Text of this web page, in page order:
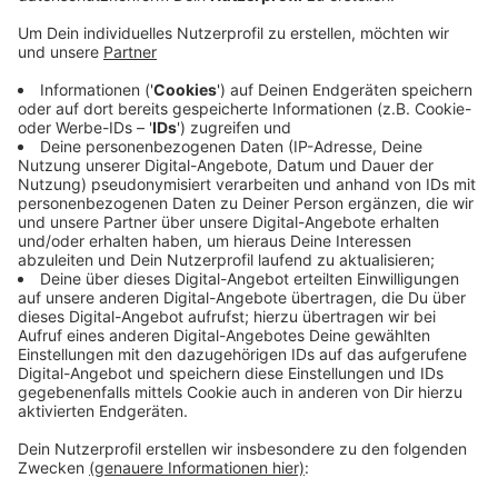
sitzen heißt es.
Veröffentlicht:Donnerstag, 04.03.2021 20:40
Anzeige
Der Rat brauche eine starke Opposition, die den
Regierenden Alternativen zum Handeln aufzeige. Das
soll nicht den kleinen Parteien allein überlassen
werden, sagt die CDU. In Krefeld mussten die
Stimmen der letzten Kommunalwahl nochmal
nachgezählt werden. Dadurch hat die regierende Rot-
Grüne Koalition ihre Mehrheit verloren.
Anzeige